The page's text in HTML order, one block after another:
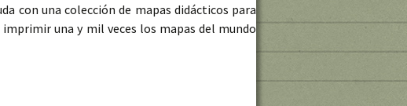
con una colección de mapas didácticos para
imprimir una y mil veces los mapas del mundo
físicos y políticos para imprimir